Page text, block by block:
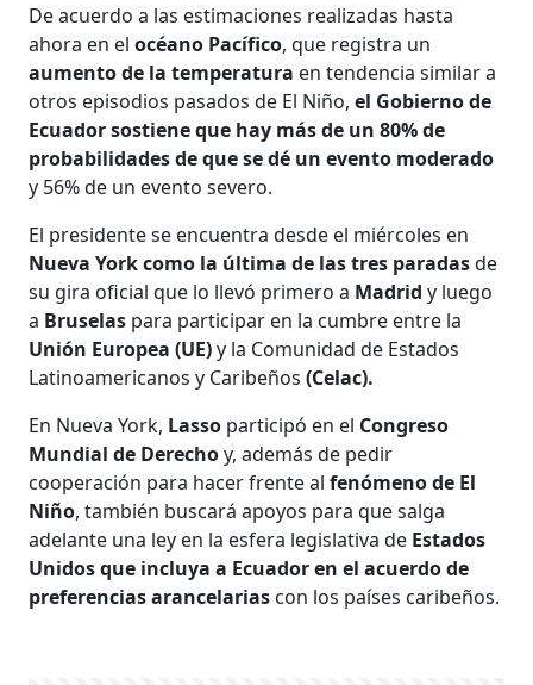
De acuerdo a las estimaciones realizadas hasta
ahora en elocéano Pacífico, que registra un
aumento de la temperatura en tendencia similar a
otros episodios pasados de El Niño,el Gobierno de
Ecuador sostiene que hay más de un 80% de
probabilidades de que se dé un evento moderado
y 56% de un evento severo.
El presidente se encuentra desde el miércoles en
Nueva York como la última de las tres paradasde
su gira oficial que lo llevó primero a Madridy luego
a Bruselas para participar en la cumbre entre la
Unión Europea (UE)y la Comunidad de Estados
Latinoamericanos y Caribeños(Celac).
En Nueva York, Lasso participó en el Congreso
Mundial de Derechoy, además de pedir
cooperación para hacer frente al fenómeno de El
Niño, también buscará apoyos para que salga
adelante una ley en la esfera legislativa de Estados
Unidos que incluya a Ecuador en el acuerdo de
preferencias arancelarias con los países caribeños.